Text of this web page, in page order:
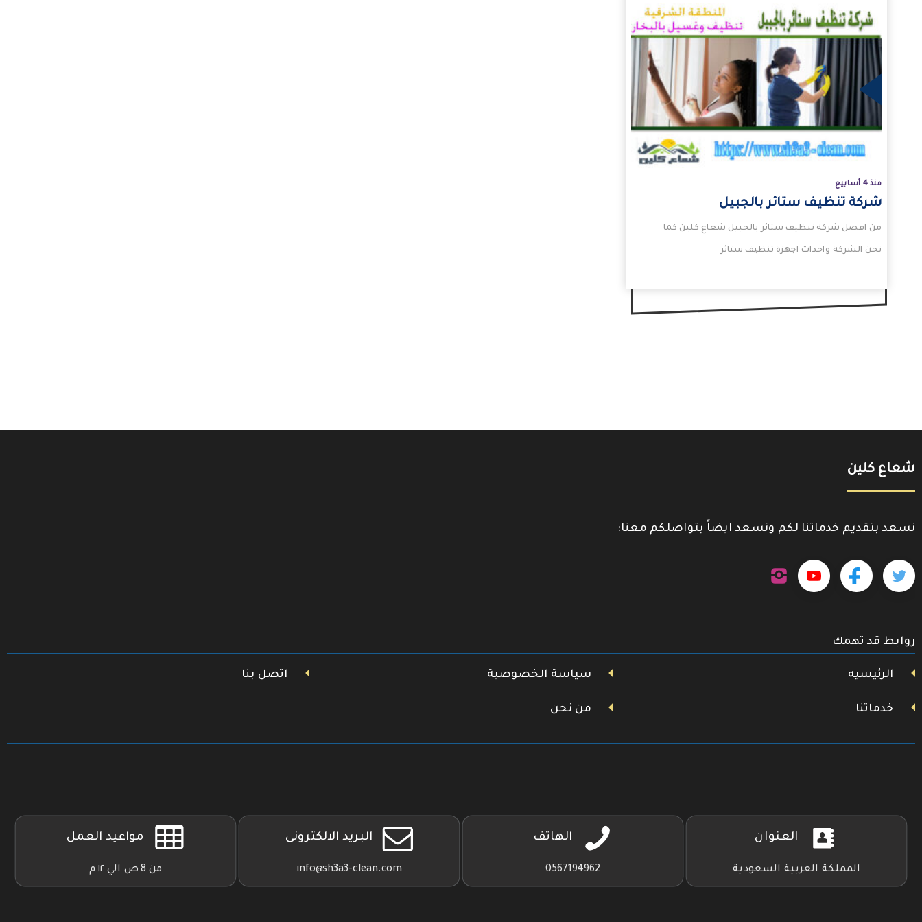
منذ 4 أسابيع
شركة تنظيف ستائر بالجبيل
من افضل شركة تنظيف ستائر بالجبيل شعاع كلين كما
نحن الشركة واحداث اجهزة تنظيف ستائر
شعاع كلين
نسعد بتقديم خدماتنا لكم ونسعد ايضاً بتواصلكم معنا:
تابعنا
تويتر
تابعنا
فيسبوك
تابعنا
روابط قد تهمك
الرئيسيه سياسة الخصوصية اتصل بنا
خدماتنا من نحن
العنوان
المملكة العربية السعودية
الهاتف
0567194962
البريد الالكترونى
info@sh3a3-clean.com
مواعيد العمل
من 8 ص الي ١٢ م